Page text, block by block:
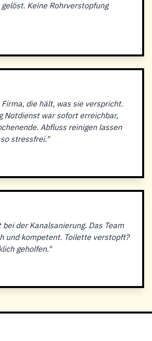
Keine Rohrverstopfung
Firma, die hält, was sie verspricht.
Notdienst war sofort erreichbar,
Abfluss reinigen lassen
stressfrei."
bei der Kanalsanierung. Das Team
und kompetent. Toilette verstopft?
geholfen."